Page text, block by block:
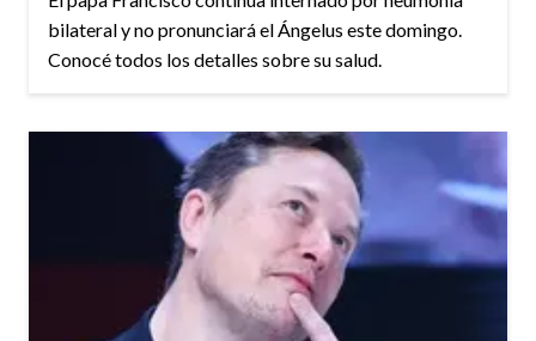
bilateral y no pronunciará el Ángelus este domingo.
Conocé todos los detalles sobre su salud.